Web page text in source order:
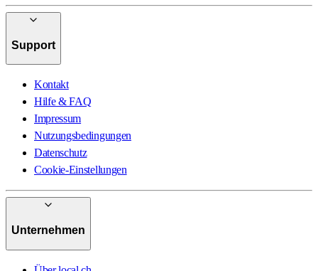
Support
Kontakt
Hilfe & FAQ
Impressum
Nutzungsbedingungen
Datenschutz
Cookie-Einstellungen
Unternehmen